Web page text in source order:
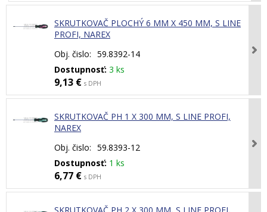
SKRUTKOVAČ PLOCHÝ 6 MM X 450 MM, S LINE
PROFI, NAREX
Obj. čislo: 59.8392-14
Dostupnosť: 3 ks
9,13 € s DPH
SKRUTKOVAČ PH 1 X 300 MM, S LINE PROFI,
NAREX
Obj. čislo: 59.8393-12
Dostupnosť: 1 ks
6,77 € s DPH